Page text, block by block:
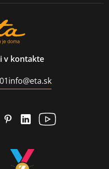
v kontakte
info@eta.sk